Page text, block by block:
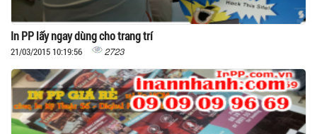
In PP lấy ngay dùng cho trang trí
21/03/2015 10:19:56 2723